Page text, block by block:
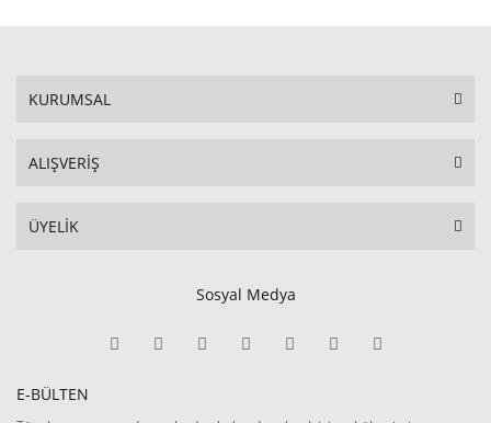
KURUMSAL
ALIŞVERİŞ
ÜYELİK
Sosyal Medya
E-BÜLTEN